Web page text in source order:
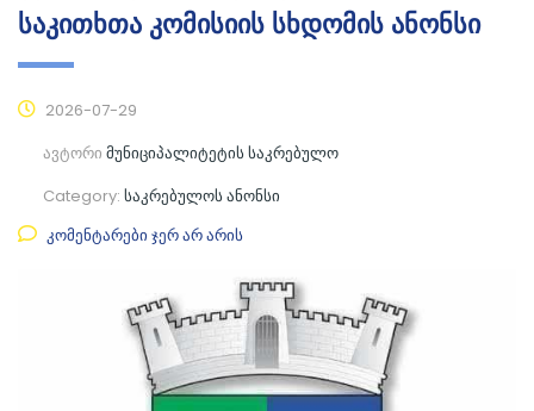
საკითხთა კომისიის სხდომის ანონსი
2026-07-29
ავტორი მუნიციპალიტეტის საკრებულო
Category: საკრებულოს ანონსი
კომენტარები ჯერ არ არის